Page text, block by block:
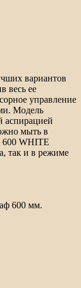
вариантов
весь ее
управление
Модель
аспирацией
мыть в
WHITE
так и в режиме
600 мм.